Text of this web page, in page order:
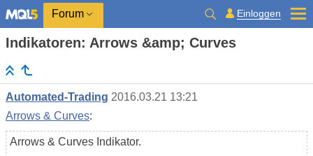
Forum Einloggen
Indikatoren: Arrows &amp; Curves
Automated-Trading 2016.03.21 13:21
Arrows & Curves:
Arrows & Curves Indikator.